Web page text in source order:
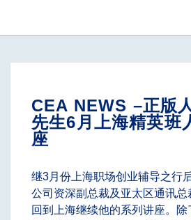
CEA NEWS –正版
先生6月上海精英班
座
继3月份上海职场创业辅导之行
公司资深副总裁及亚太区通讯总
回到上海继续他的系列讲座。